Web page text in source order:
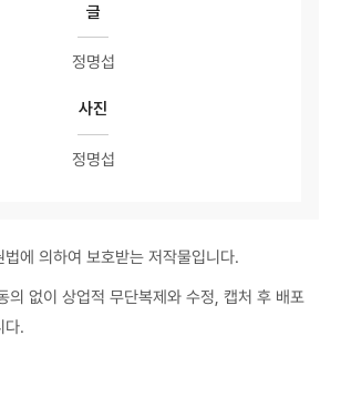
글
정명섭
사진
정명섭
에 의하여 보호받는 저작물입니다.
의 없이 상업적 무단복제와 수정, 캡처 후 배포
다.